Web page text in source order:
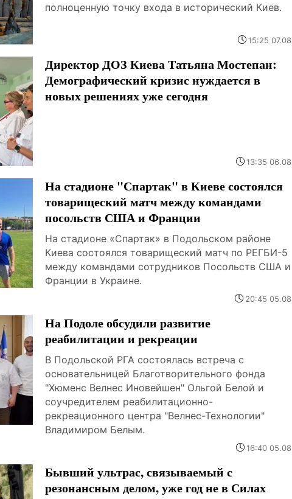
полноценную точку входа в исторический Киев.
15:25 07.08
Директор ДОЗ Киева Татьяна Мостепан:
Демографический кризис нуждается в
новых решениях уже сегодня
13:35 06.08
На стадионе "Спартак" в Киеве состоялся
товарищеский матч между командами
посольств США и Франции
На стадионе «Спартак» в Подольском районе
Киева состоялся товарищеский матч по РЕГБИ-5
между командами сотрудников Посольств США и
Франции в Украине.
20:45 05.08
На Подоле обсудили развитие
реабилитации и рекреации
В Подольской РГА состоялась встреча с
основательницей Благотворительного фонда
"Хюменс Велнес Иновейшен" Ольгой Белой и
соучредителем реабилитационно-
рекреационного центра "Велнес-Технологии"
Владимиром Белым.
16:40 05.08
Бывший ультрас, связываемый с
резонансным делом, уже год не в Силах